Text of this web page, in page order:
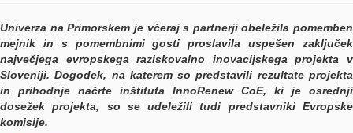
Univerza na Primorskem je včeraj s partnerji obeležila pomemben
mejnik in s pomembnimi gosti proslavila uspešen zaključek
največjega evropskega raziskovalno inovacijskega projekta v
Sloveniji. Dogodek, na katerem so predstavili rezultate projekta
in prihodnje načrte inštituta InnoRenew CoE, ki je osrednji
dosežek projekta, so se udeležili tudi predstavniki Evropske
komisije.